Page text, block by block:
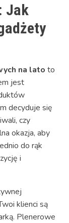
Jak
na lato to
jest
decyduje się
czy
okazja, aby
do rąk
i
klienci są
Plenerowe